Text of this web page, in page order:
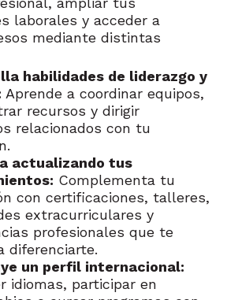
laborales y acceder a
mediante distintas
habilidades de liderazgo y
Aprende a coordinar equipos,
recursos y dirigir
relacionados con tu
actualizando tus
Complementa tu
con certificaciones, talleres,
extracurriculares y
profesionales que te
diferenciarte.
un perfil internacional:
idiomas, participar en